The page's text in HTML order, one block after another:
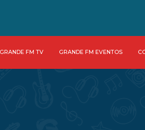
GRANDE FM TV GRANDE FM EVENTOS